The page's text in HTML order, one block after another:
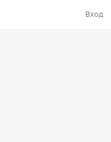
Вход